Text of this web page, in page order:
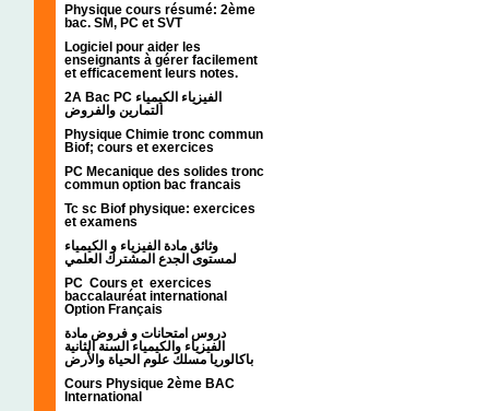
Physique cours résumé: 2ème
bac. SM, PC et SVT
Logiciel pour aider les
enseignants à gérer facilement
et efficacement leurs notes.
2A Bac PC الفيزياء الكيمياء
التمارين والفروض
Physique Chimie tronc commun
Biof; cours et exercices
PC Mecanique des solides tronc
commun option bac francais
Tc sc Biof physique: exercices
et examens
وثائق مادة الفيزياء و الكيمياء
PC Cours et exercices
baccalauréat international
Option Français
دروس امتحانات و فروض مادة
الفيزياء والكيمياء السنة الثانية
باكالوريا مسلك علوم الحياة والأرض
Cours Physique 2ème BAC
International